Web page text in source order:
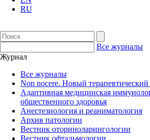
RU
Все журналы
Журнал
Все журналы
Non nocere. Новый
Адаптивная медицинская
общественного здоровья
Анестезиология и реаниматология
Архив патологии
Вестник оториноларингологии
Вестник офтальмологии